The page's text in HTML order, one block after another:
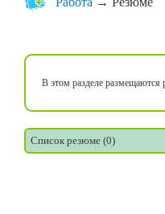
В этом разделе размещаются
Список резюме (0)